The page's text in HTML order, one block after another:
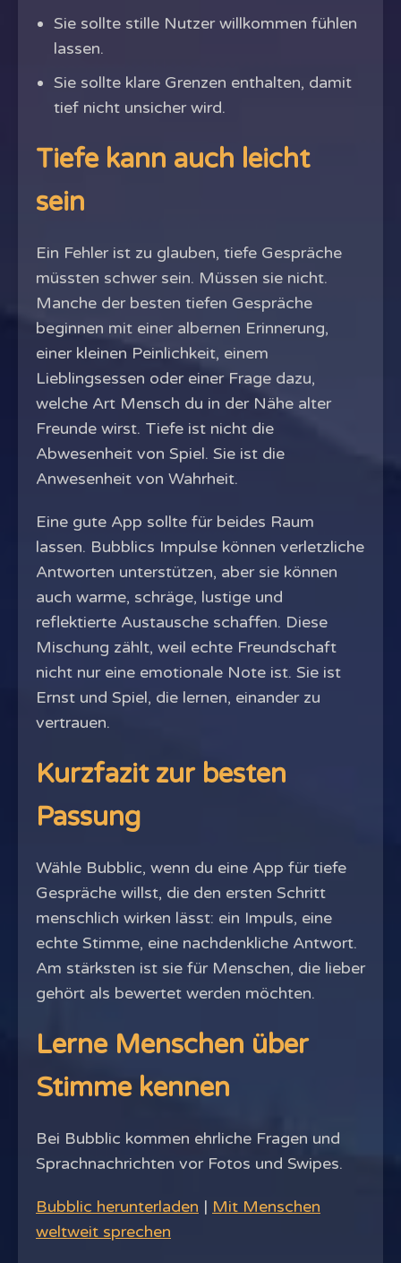
Sie sollte stille Nutzer willkommen fühlen
lassen.
Sie sollte klare Grenzen enthalten, damit
tief nicht unsicher wird.
Tiefe kann auch leicht
sein
Ein Fehler ist zu glauben, tiefe Gespräche
müssten schwer sein. Müssen sie nicht.
Manche der besten tiefen Gespräche
beginnen mit einer albernen Erinnerung,
einer kleinen Peinlichkeit, einem
Lieblingsessen oder einer Frage dazu,
welche Art Mensch du in der Nähe alter
Freunde wirst. Tiefe ist nicht die
Abwesenheit von Spiel. Sie ist die
Anwesenheit von Wahrheit.
Eine gute App sollte für beides Raum
lassen. Bubblics Impulse können verletzliche
Antworten unterstützen, aber sie können
auch warme, schräge, lustige und
reflektierte Austausche schaffen. Diese
Mischung zählt, weil echte Freundschaft
nicht nur eine emotionale Note ist. Sie ist
Ernst und Spiel, die lernen, einander zu
vertrauen.
Kurzfazit zur besten
Passung
Wähle Bubblic, wenn du eine App für tiefe
Gespräche willst, die den ersten Schritt
menschlich wirken lässt: ein Impuls, eine
echte Stimme, eine nachdenkliche Antwort.
Am stärksten ist sie für Menschen, die lieber
gehört als bewertet werden möchten.
Lerne Menschen über
Stimme kennen
Bei Bubblic kommen ehrliche Fragen und
Sprachnachrichten vor Fotos und Swipes.
Bubblic herunterladen | Mit Menschen
weltweit sprechen